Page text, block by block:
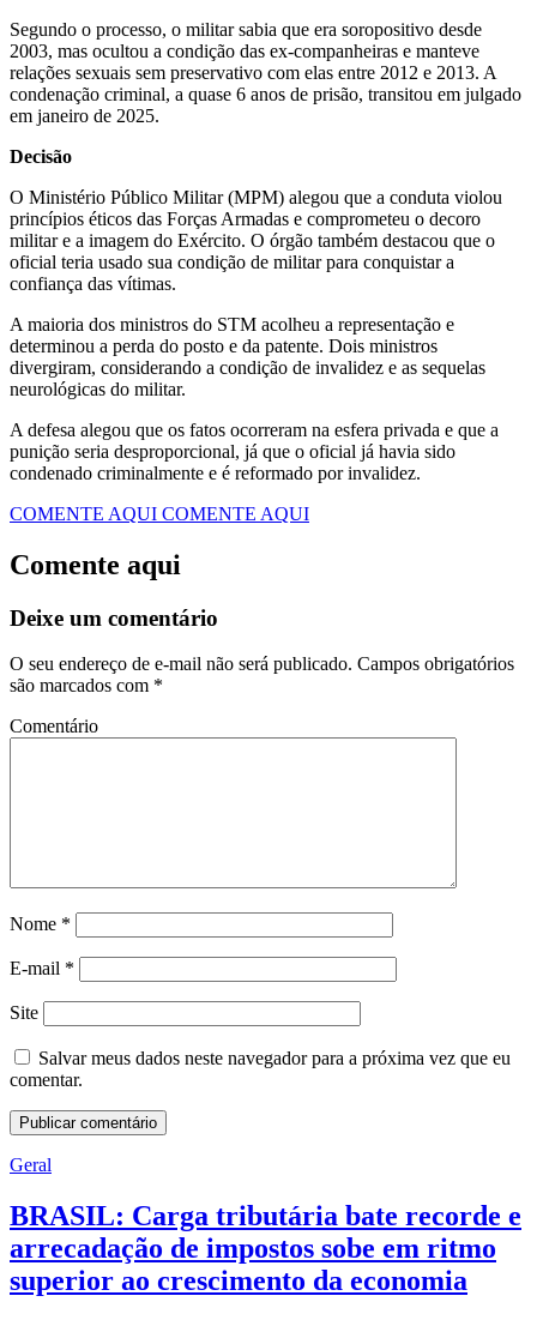
Segundo o processo, o militar sabia que era soropositivo desde
2003, mas ocultou a condição das ex-companheiras e manteve
relações sexuais sem preservativo com elas entre 2012 e 2013. A
condenação criminal, a quase 6 anos de prisão, transitou em julgado
em janeiro de 2025.
Decisão
O Ministério Público Militar (MPM) alegou que a conduta violou
princípios éticos das Forças Armadas e comprometeu o decoro
militar e a imagem do Exército. O órgão também destacou que o
oficial teria usado sua condição de militar para conquistar a
confiança das vítimas.
A maioria dos ministros do STM acolheu a representação e
determinou a perda do posto e da patente. Dois ministros
divergiram, considerando a condição de invalidez e as sequelas
neurológicas do militar.
A defesa alegou que os fatos ocorreram na esfera privada e que a
punição seria desproporcional, já que o oficial já havia sido
condenado criminalmente e é reformado por invalidez.
COMENTE AQUI COMENTE AQUI
Comente aqui
Deixe um comentário
O seu endereço de e-mail não será publicado. Campos obrigatórios
são marcados com *
Comentário
Nome *
E-mail *
Site
Salvar meus dados neste navegador para a próxima vez que eu
comentar.
Geral
BRASIL: Carga tributária bate recorde e
arrecadação de impostos sobe em ritmo
superior ao crescimento da economia